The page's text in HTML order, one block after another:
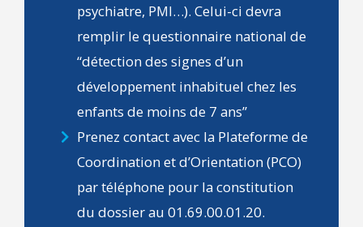
psychiatre, PMI…). Celui-ci devra
remplir le questionnaire national de
“détection des signes d’un
développement inhabituel chez les
enfants de moins de 7 ans”
Prenez contact avec la Plateforme de
Coordination et d’Orientation (PCO)
par téléphone pour la constitution
du dossier au 01.69.00.01.20.